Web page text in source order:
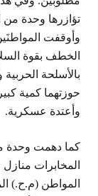
تؤازرها وحدة
وأوقفت
الخطف بقوة
بالأسلحة
حوزتهما كمية
وأعتدة عسكرية.
كما دهمت وحدة
المخابرات
المواطن (م.ح.)